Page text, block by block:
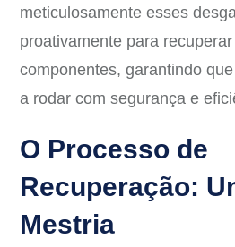
meticulosamente esses
proativamente para
componentes, garantindo
a rodar com segurança e
O Processo de
Recuperação:
Mestria